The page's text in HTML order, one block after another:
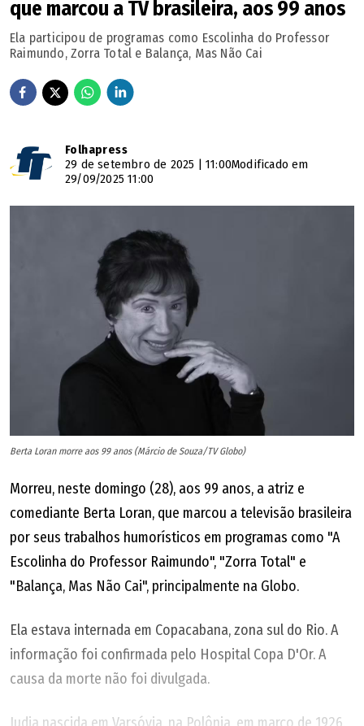
que marcou a TV brasileira, aos 99 anos
Ela participou de programas como Escolinha do Professor
Raimundo, Zorra Total e Balança, Mas Não Cai
Folhapress
29 de setembro de 2025 | 11:00Modificado em
29/09/2025 11:00
Berta Loran morre aos 99 anos (Márcio de Souza/TV Globo)
Morreu, neste domingo (28), aos 99 anos, a atriz e
comediante Berta Loran, que marcou a televisão brasileira
por seus trabalhos humorísticos em programas como "A
Escolinha do Professor Raimundo", "Zorra Total" e
"Balança, Mas Não Cai", principalmente na Globo.
Ela estava internada em Copacabana, zona sul do Rio. A
informação foi confirmada pelo Hospital Copa D'Or. A
causa da morte não foi divulgada.